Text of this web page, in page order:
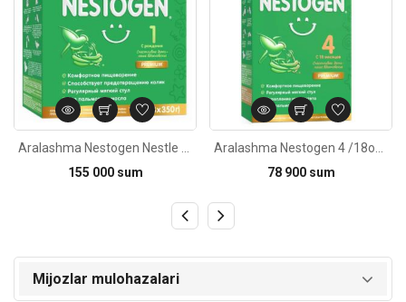
155 000 sum
78 900 sum
Mijozlar mulohazalari